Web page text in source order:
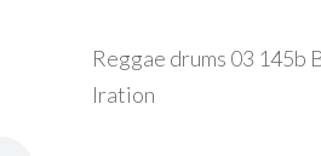
Reggae drums 03 145b
Iration